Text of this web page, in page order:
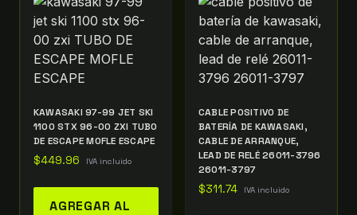
KAWASAKI 97-99 JET SKI
1100 STX 96-00 ZXI TUBO
DE ESCAPE MOFLE ESCAPE
$449.96 IVA incluido
AGREGAR AL
CABLE POSITIVO DE
BATERÍA DE KAWASAKI,
CABLE DE ARRANQUE,
LEAD DE RELÉ 26011-3796
26011-3797
$311.74 IVA incluido